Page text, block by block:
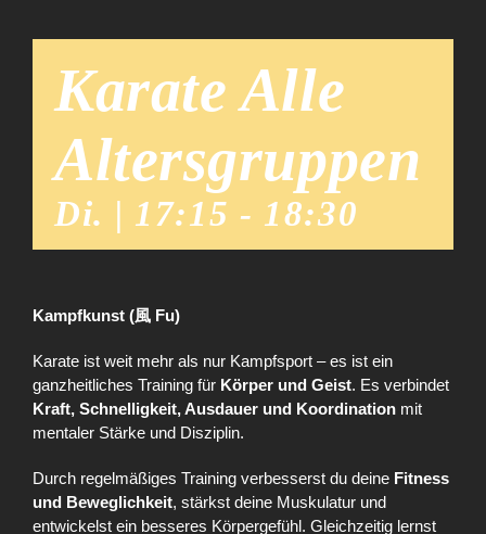
Karate Alle
Altersgruppen
Di. | 17:15 - 18:30
Kampfkunst (風 Fu)
Karate ist weit mehr als nur Kampfsport – es ist ein
ganzheitliches Training für Körper und Geist. Es verbindet
Kraft, Schnelligkeit, Ausdauer und Koordination mit
mentaler Stärke und Disziplin.
Durch regelmäßiges Training verbesserst du deine Fitness
und Beweglichkeit, stärkst deine Muskulatur und
entwickelst ein besseres Körpergefühl. Gleichzeitig lernst